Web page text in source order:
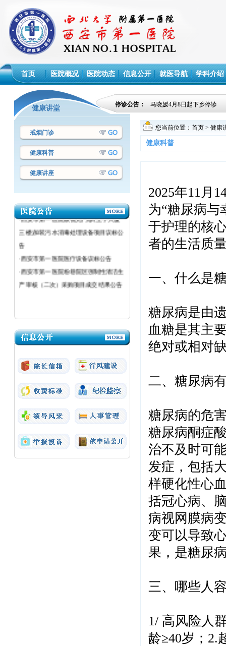
首页 医院概况 医院动态 信息公开 就医导航 学科介绍
健康讲堂 停诊公告： 马晓媛4月8日起下乡停诊
戒烟门诊
健康科普
健康讲座
·西安市第一医院设备议标采购项目成交
·西安市第一医院设备议标采购项目成交
结果公告
·西安市第一医院 设备维修议标采购项
目成交结果公告
·西安市第一医院眼视光门诊(王子大厦
三楼)加装污水消毒处理设备项目议标公
告
·西安市第一医院医疗设备议标公告
·西安市第一医院粉巷院区强制性清洁生
产审核（二次）采购项目成交结果公告
您当前位置： 首页 > 健康
健康科普
2025年11月
为“糖尿病与
于护理的核
者的生活质
一、什么是
糖尿病是由
血糖是其主
绝对或相对
二、糖尿病
糖尿病的危
糖尿病酮症
治不及时可
发症，包括
样硬化性心
括冠心病、
病视网膜病
变可以导致
果，是糖尿
三、哪些人
1/ 高风险人
龄≥40岁； 2.